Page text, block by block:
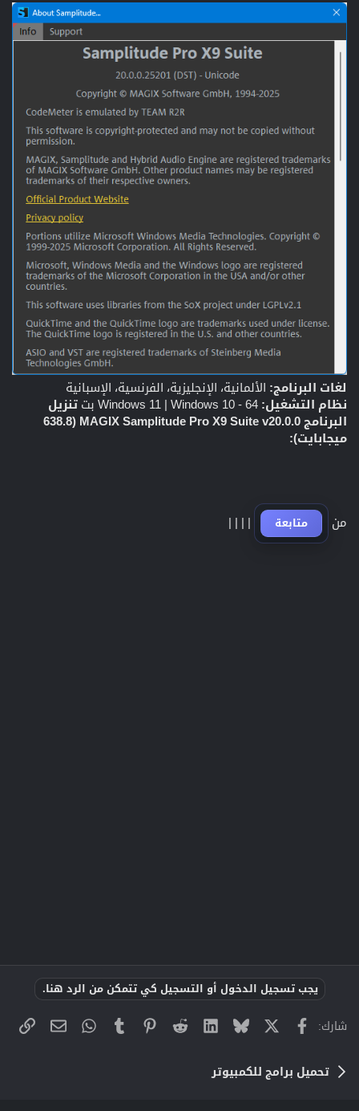
لغات البرنامج: الألمانية، الإنجليزية، الفرنسية، الإسبانية
نظام التشغيل:
تنزيل
البرنامج MAGIX Samplitude Pro X9 Suite v20.0.0 (638.8
ميجابايت):
من متابعة |
|
|
|
يجب تسجيل الدخول أو التسجيل كي تتمكن من الرد هنا.
شارك: فيسبوك Bluesky
LinkedIn
Reddit
Pinterest
Tumblr
WhatsApp
البريد
تحميل برامج للكمبيوتر